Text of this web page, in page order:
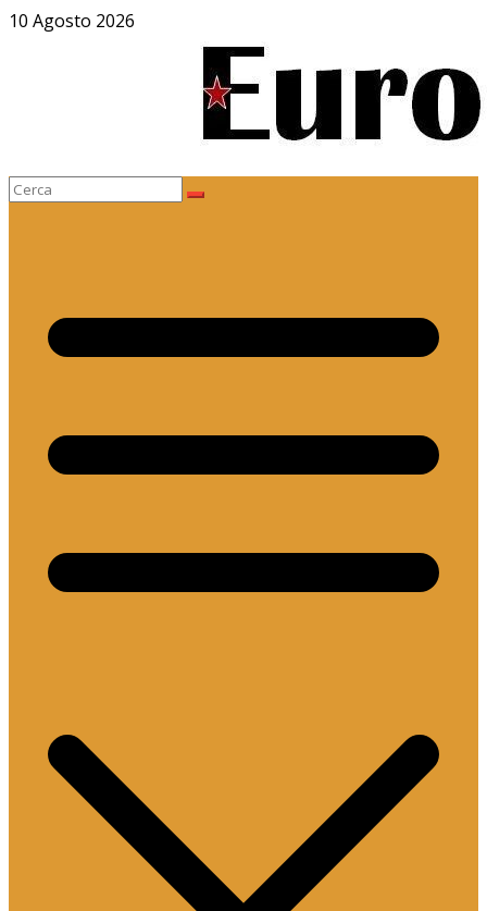
Salta
10 Agosto 2026